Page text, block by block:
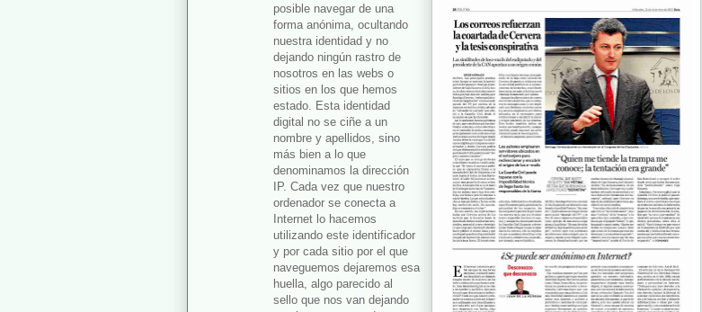
posible navegar de una
forma anónima, ocultando
nuestra identidad y no
dejando ningún rastro de
nosotros en las webs o
sitios en los que hemos
estado. Esta identidad
digital no se ciñe a un
nombre y apellidos, sino
más bien a lo que
denominamos la dirección
IP. Cada vez que nuestro
ordenador se conecta a
Internet lo hacemos
utilizando este identificador
y por cada sitio por el que
naveguemos dejaremos esa
huella, algo parecido al
sello que nos van dejando